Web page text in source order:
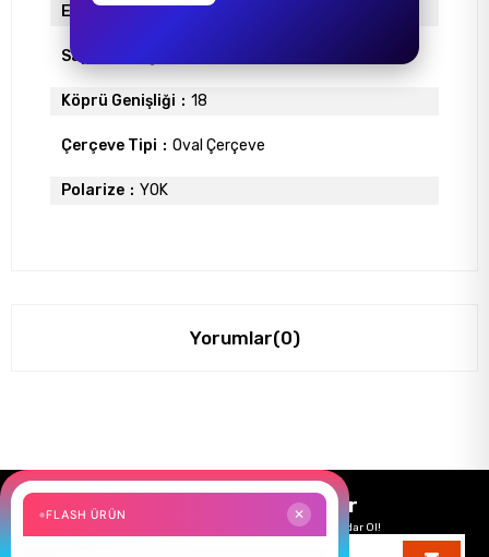
Ekartman 54
Sap Uzunlugu
Köprü Genişliği 18
Çerçeve Tipi Oval Çerçeve
Polarize YOK
Yorumlar(0)
Size Özel Kampanyalar
Hemen Kayıt Ol Fırsatlardan Önce Sen Haberdar Ol!
FLASH ÜRÜN ✕